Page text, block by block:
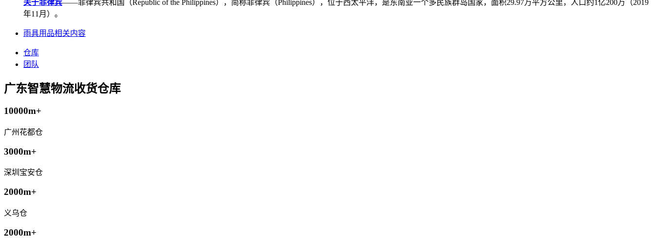
关于菲律宾——菲律宾共和国（Republic of the Philippines），简称菲律宾（Philippines），位于西太平洋，是东南亚一个多民族群岛国家，面积29.97万平方公里，人口约1亿200万（2019
年11月）。
雨具用品相关内容
仓库
团队
广东智慧物流收货仓库
10000m+
广州花都仓
3000m+
深圳宝安仓
2000m+
义乌仓
2000m+